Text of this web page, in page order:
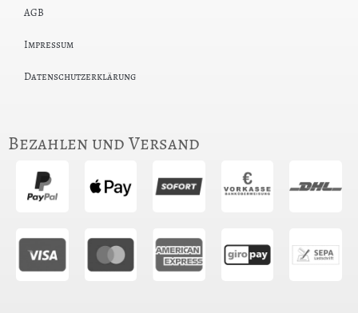
AGB
Impressum
Datenschutzerklärung
Bezahlen und Versand